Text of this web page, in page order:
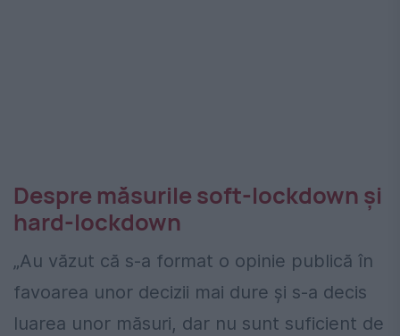
Despre măsurile soft-lockdown şi
hard-lockdown
„Au văzut că s-a format o opinie publică în
favoarea unor decizii mai dure și s-a decis
luarea unor măsuri, dar nu sunt suficient de